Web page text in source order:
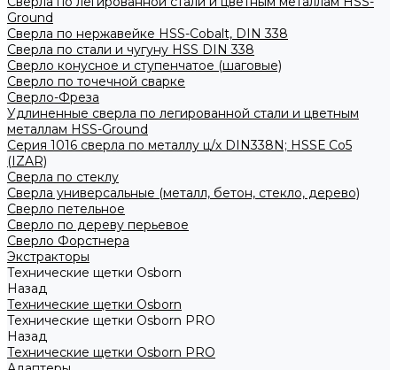
Ground
Сверла по нержавейке HSS-Cobalt, DIN 338
Сверла по стали и чугуну HSS DIN 338
Сверло конусное и ступенчатое (шаговые)
Сверло по точечной сварке
Сверло-Фреза
Удлиненные сверла по легированной стали и цветным
металлам HSS-Ground
Серия 1016 сверла по металлу ц/х DIN338N; HSSЕ Со5
(IZAR)
Сверла по стеклу
Сверла универсальные (металл, бетон, стекло, дерево)
Сверло петельное
Сверло по дереву перьевое
Сверло Форстнера
Экстракторы
Технические щетки Osborn
Назад
Технические щетки Osborn
Технические щетки Osborn PRO
Назад
Технические щетки Osborn PRO